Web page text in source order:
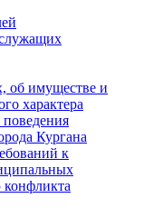
об имуществе и
характера
Кургана
к